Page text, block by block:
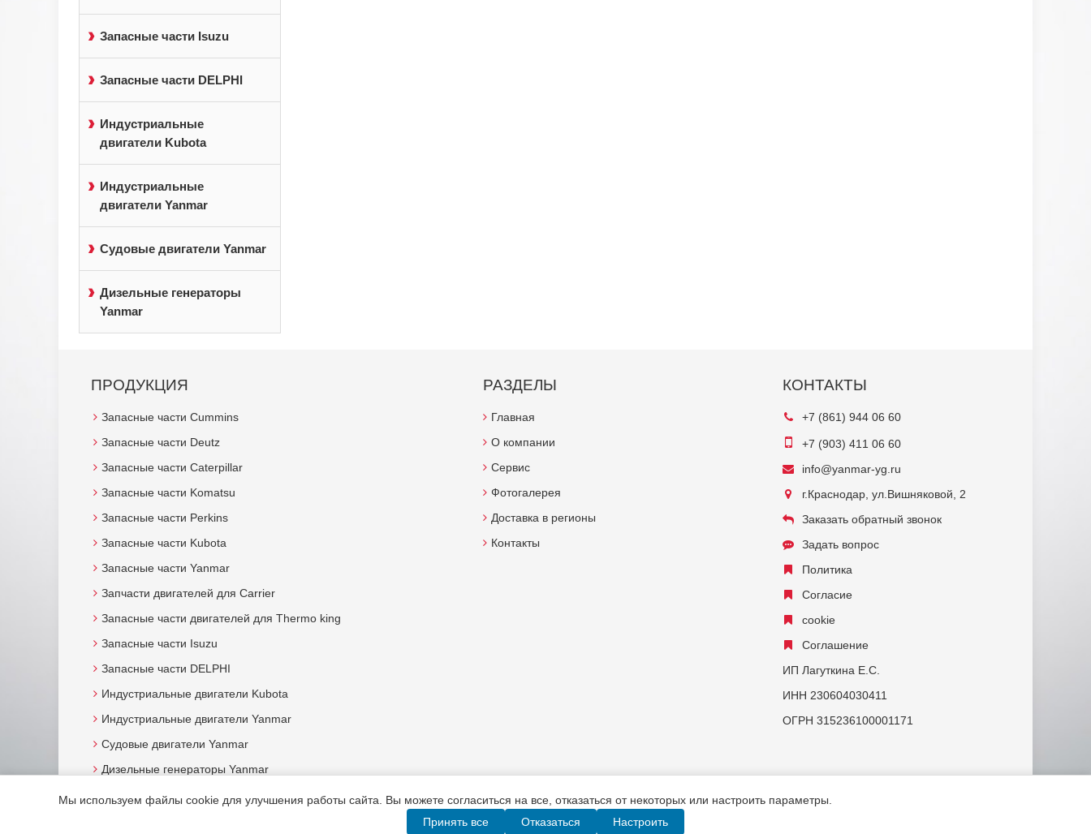
Запасные части Isuzu
Запасные части DELPHI
Индустриальные
двигатели Kubota
Индустриальные
двигатели Yanmar
Судовые двигатели Yanmar
Дизельные генераторы
Yanmar
ПРОДУКЦИЯ
Запасные части Cummins
Запасные части Deutz
Запасные части Caterpillar
Запасные части Komatsu
Запасные части Perkins
Запасные части Kubota
Запасные части Yanmar
Запчасти двигателей для Carrier
Запасные части двигателей для Thermo king
Запасные части Isuzu
Запасные части DELPHI
Индустриальные двигатели Kubota
Индустриальные двигатели Yanmar
Судовые двигатели Yanmar
Дизельные генераторы Yanmar
РАЗДЕЛЫ
Главная
О компании
Сервис
Фотогалерея
Доставка в регионы
Контакты
КОНТАКТЫ
+7 (861) 944 06 60
+7 (903) 411 06 60
info@yanmar-yg.ru
г.Краснодар, ул.Вишняковой, 2
Заказать обратный звонок
Задать вопрос
Политика
Согласие
cookie
Соглашение
ИП Лагуткина Е.С.
ИНН 230604030411
ОГРН 315236100001171
Мы используем файлы cookie для улучшения работы сайта. Вы можете согласиться на все, отказаться от некоторых или настроить параметры.
Принять все
Отказаться Настроить